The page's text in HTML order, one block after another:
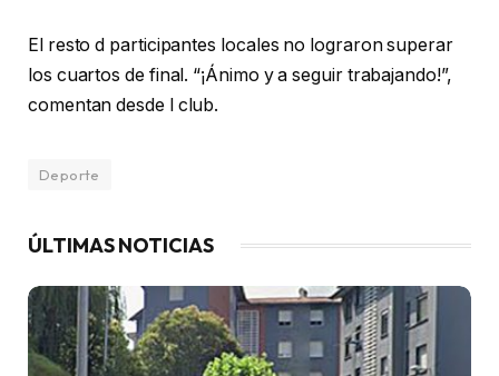
El resto d participantes locales no lograron superar
los cuartos de final. “¡Ánimo y a seguir trabajando!”,
comentan desde l club.
Deporte
ÚLTIMAS NOTICIAS